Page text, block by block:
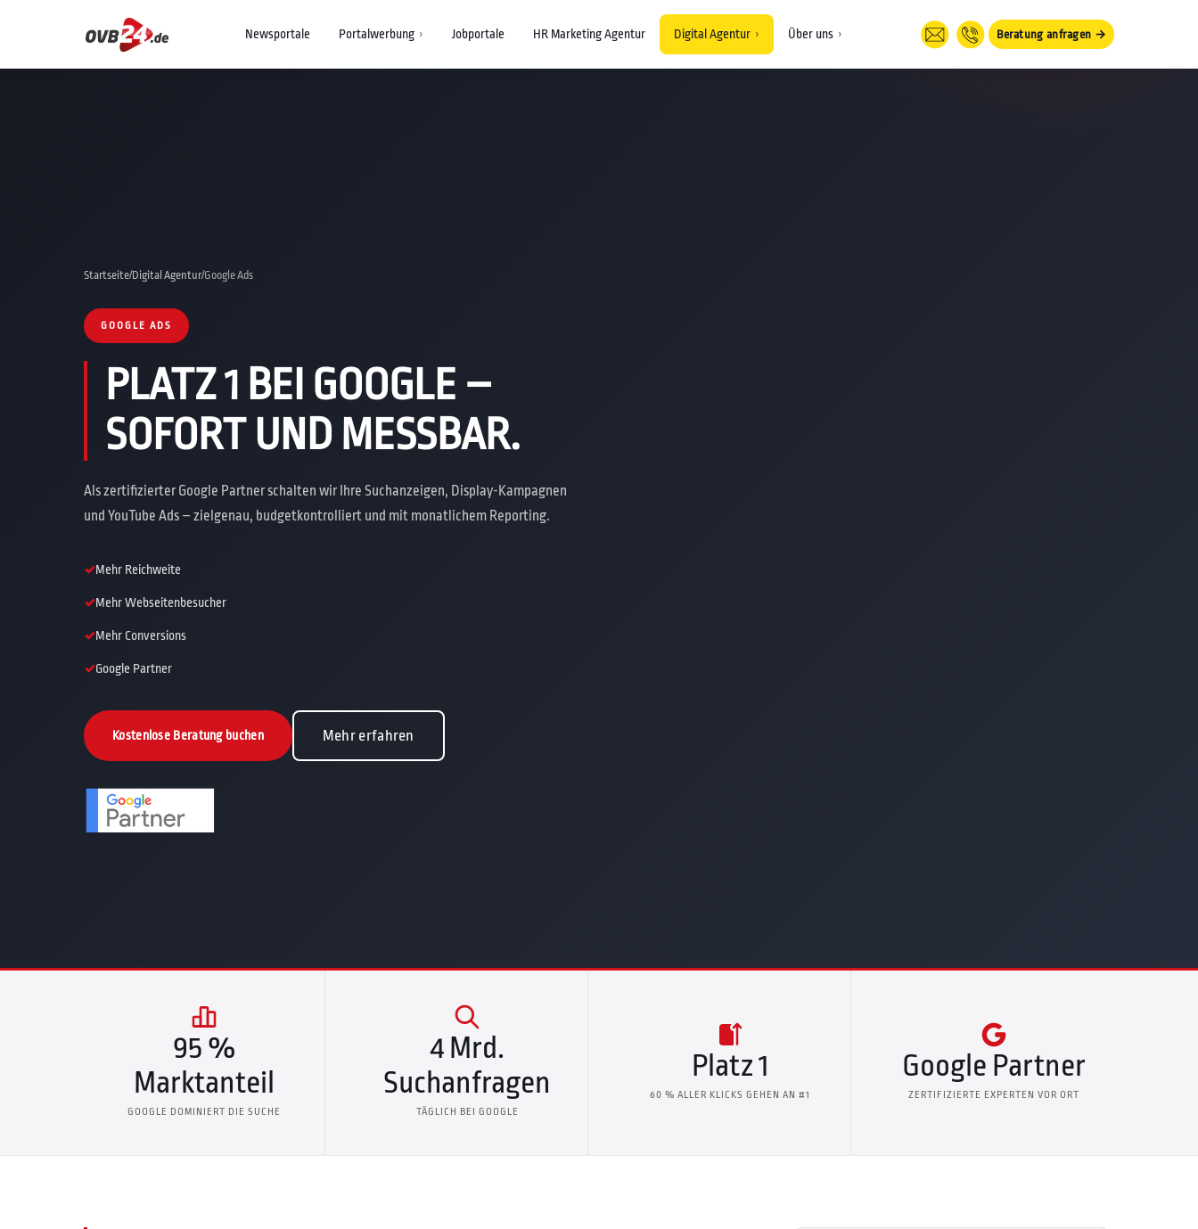
Newsportale Portalwerbung › Jobportale HR Marketing Agentur Digital Agentur › Über uns › Beratung anfragen →
Startseite/Digital Agentur/Google Ads
GOOGLE ADS
PLATZ 1 BEI GOOGLE –
SOFORT UND MESSBAR.
Als zertifizierter Google Partner schalten wir Ihre Suchanzeigen, Display-Kampagnen
und YouTube Ads – zielgenau, budgetkontrolliert und mit monatlichem Reporting.
Mehr Reichweite
Mehr Webseitenbesucher
Mehr Conversions
Google Partner
Kostenlose Beratung buchen Mehr erfahren
95 %
Marktanteil
GOOGLE DOMINIERT DIE SUCHE
4 Mrd.
Suchanfragen
TÄGLICH BEI GOOGLE
Platz 1
60 % ALLER KLICKS GEHEN AN #1
Google Partner
ZERTIFIZIERTE EXPERTEN VOR ORT